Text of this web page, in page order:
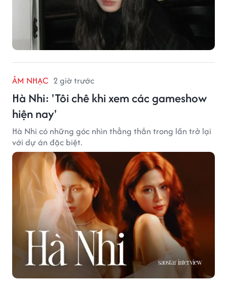
ÂM NHẠC 2 giờ trước
Hà Nhi: 'Tôi chê khi xem các gameshow
hiện nay'
Hà Nhi có những góc nhìn thẳng thắn trong lần trở lại
với dự án đặc biệt.